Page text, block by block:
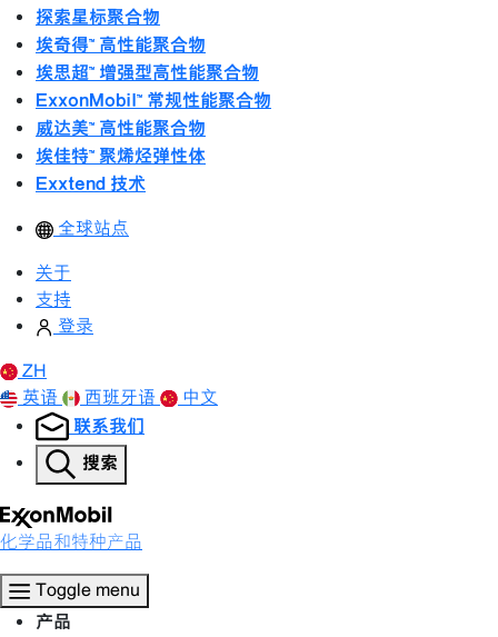
探索星标聚合物
埃奇得™ 高性能聚合物
埃思超™ 增强型高性能聚合物
ExxonMobil™ 常规性能聚合物
威达美™ 高性能聚合物
埃佳特™ 聚烯烃弹性体
Exxtend 技术
全球站点
关于
支持
登录
ZH
英语
西班牙语 中文
联系我们
搜索
化学品和特种产品
Toggle menu
产品